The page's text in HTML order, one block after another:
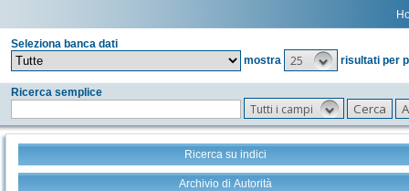
Seleziona banca dati
mostra
25 risultati per
Ricerca semplice
Tutti i campi
Ricerca su indici
Archivio di Autorità